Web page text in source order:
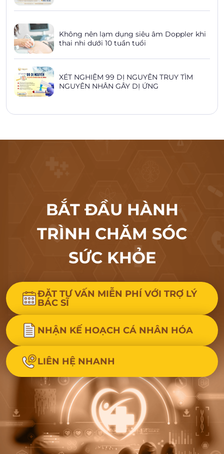
Không nên lạm dụng siêu âm Doppler khi
thai nhi dưới 10 tuần tuổi
XÉT NGHIỆM 99 DỊ NGUYÊN TRUY TÌM
NGUYÊN NHÂN GÂY DỊ ỨNG
BẮT ĐẦU HÀNH
TRÌNH CHĂM SÓC
SỨC KHỎE
ĐẶT TƯ VẤN MIỄN PHÍ VỚI TRỢ LÝ
BÁC SĨ
NHẬN KẾ HOẠCH CÁ NHÂN HÓA
LIÊN HỆ NHANH